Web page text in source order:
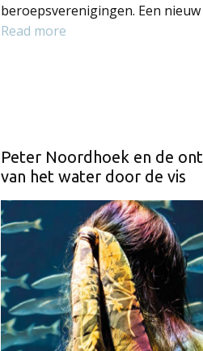
beroepsverenigingen. Een nieuw
Read more
Peter Noordhoek en de
van het water door de vis